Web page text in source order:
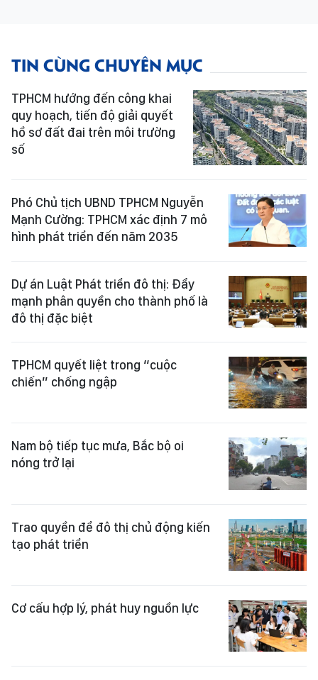
TIN CÙNG CHUYÊN MỤC
TPHCM hướng đến công khai
quy hoạch, tiến độ giải quyết
hồ sơ đất đai trên môi trường
số
Phó Chủ tịch UBND TPHCM Nguyễn
Mạnh Cường: TPHCM xác định 7 mô
hình phát triển đến năm 2035
Dự án Luật Phát triển đô thị: Đẩy
mạnh phân quyền cho thành phố là
đô thị đặc biệt
TPHCM quyết liệt trong “cuộc
chiến” chống ngập
Nam bộ tiếp tục mưa, Bắc bộ oi
nóng trở lại
Trao quyền để đô thị chủ động kiến
tạo phát triển
Cơ cấu hợp lý, phát huy nguồn lực